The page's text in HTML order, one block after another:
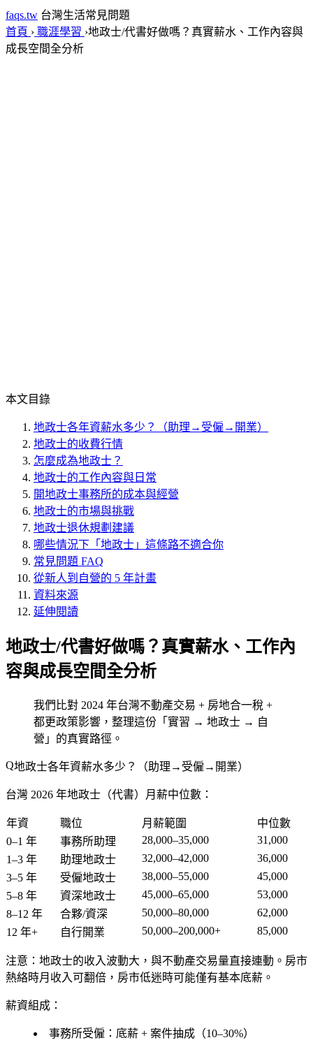
faqs.tw 台灣生活常見問題
首頁 › 職涯學習 ›地政士/代書好做嗎？真實薪水、工作內容與
成長空間全分析
本文目錄
地政士各年資薪水多少？（助理→受僱→開業）
地政士的收費行情
怎麼成為地政士？
地政士的工作內容與日常
開地政士事務所的成本與經營
地政士的市場與挑戰
地政士退休規劃建議
哪些情況下「地政士」這條路不適合你
常見問題 FAQ
從新人到自營的 5 年計畫
資料來源
延伸閱讀
地政士/代書好做嗎？真實薪水、工作內
容與成長空間全分析
我們比對 2024 年台灣不動產交易 + 房地合一稅 +
都更政策影響，整理這份「實習 → 地政士 → 自
營」的真實路徑。
地政士各年資薪水多少？（助理→受僱→開業）
台灣 2026 年地政士（代書）月薪中位數：
年資 職位 月薪範圍
中位數
0–1 年
事務所助理 28,000–35,000
31,000
1–3 年
助理地政士 32,000–42,000
36,000
3–5 年
受僱地政士 38,000–55,000
45,000
5–8 年
資深地政士 45,000–65,000
53,000
8–12 年
合夥/資深 50,000–80,000
62,000
12 年+
自行開業 50,000–200,000+ 85,000
注意 ：地政士的收入波動大，與不動產交易量直接連動。房市
熱絡時月收入可翻倍，房市低迷時可能僅有基本底薪。
薪資組成：
事務所受僱：底薪 + 案件抽成（10–30%）